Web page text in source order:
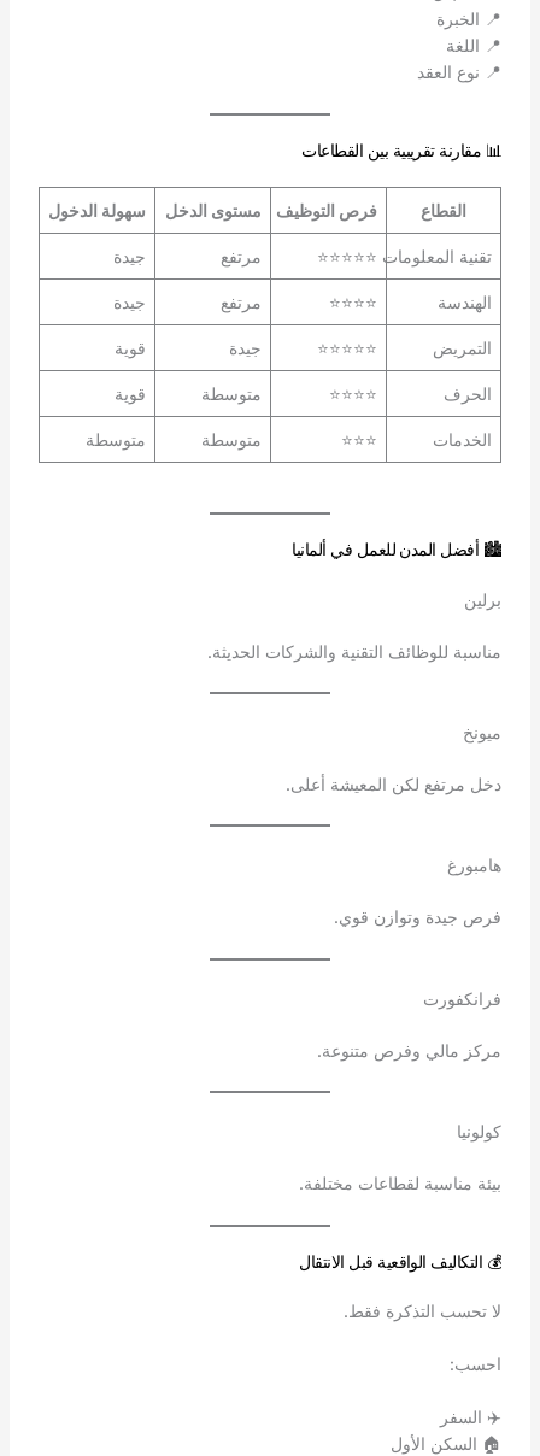
📍 الخبرة
📍 اللغة
📍 نوع العقد
📊 مقارنة تقريبية بين القطاعات
القطاع فرص التوظيف مستوى الدخل سهولة الدخول
تقنية المعلومات ⭐⭐⭐⭐⭐ مرتفع جيدة
الهندسة ⭐⭐⭐⭐ مرتفع جيدة
التمريض ⭐⭐⭐⭐⭐ جيدة قوية
الحرف ⭐⭐⭐⭐ متوسطة قوية
الخدمات ⭐⭐⭐ متوسطة متوسطة
🏙️ أفضل المدن للعمل في ألمانيا
برلين
مناسبة للوظائف التقنية والشركات الحديثة.
ميونخ
دخل مرتفع لكن المعيشة أعلى.
هامبورغ
فرص جيدة وتوازن قوي.
فرانكفورت
مركز مالي وفرص متنوعة.
كولونيا
بيئة مناسبة لقطاعات مختلفة.
💰 التكاليف الواقعية قبل الانتقال
لا تحسب التذكرة فقط.
احسب:
✈️ السفر
🏠 السكن الأول